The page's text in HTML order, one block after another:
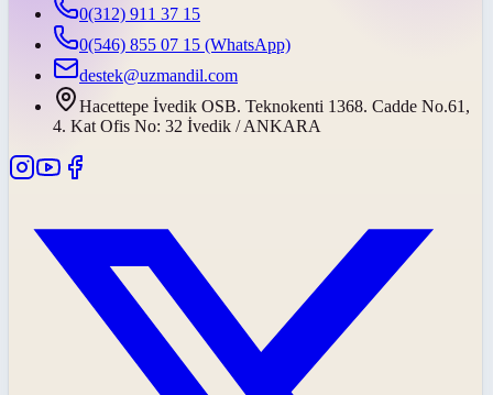
0(312) 911 37 15
0(546) 855 07 15 (WhatsApp)
destek@uzmandil.com
Hacettepe İvedik OSB. Teknokenti 1368. Cadde No.61,
4. Kat Ofis No: 32 İvedik / ANKARA